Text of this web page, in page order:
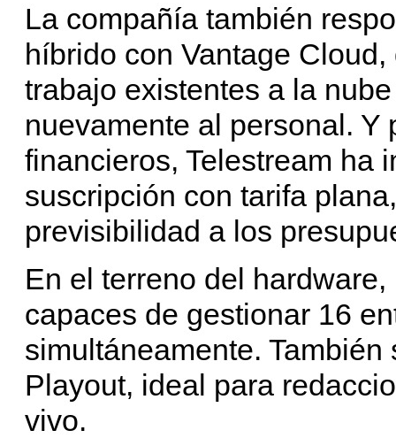
La compañía también
híbrido con Vantage
trabajo existentes a la
nuevamente al personal. Y
financieros, Telestream ha
suscripción con tarifa
previsibilidad a los
En el terreno del
capaces de gestionar 16
simultáneamente.
Playout, ideal para
vivo.